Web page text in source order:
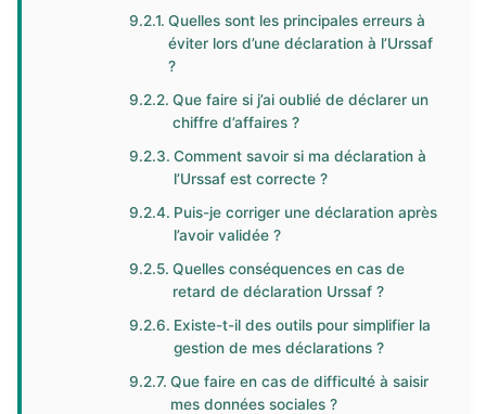
Quelles sont les principales erreurs à
éviter lors d’une déclaration à l’Urssaf
?
Que faire si j’ai oublié de déclarer un
chiffre d’affaires ?
Comment savoir si ma déclaration à
l’Urssaf est correcte ?
Puis-je corriger une déclaration après
l’avoir validée ?
Quelles conséquences en cas de
retard de déclaration Urssaf ?
Existe-t-il des outils pour simplifier la
gestion de mes déclarations ?
Que faire en cas de difficulté à saisir
mes données sociales ?